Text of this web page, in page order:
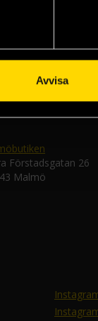
Avvisa
Förstadsgatan 26
Malmö